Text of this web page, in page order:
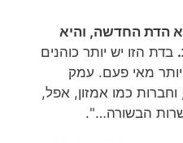
הדת החדשה, והיא
בדת הזו יש יותר כוהנים
מאי פעם. עמק
וחברות כמו אמזון, אפל,
הבשורה…".